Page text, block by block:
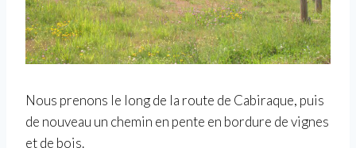
Nous prenons le long de la route de Cabiraque, puis
de nouveau un chemin en pente en bordure de vignes
et de bois.